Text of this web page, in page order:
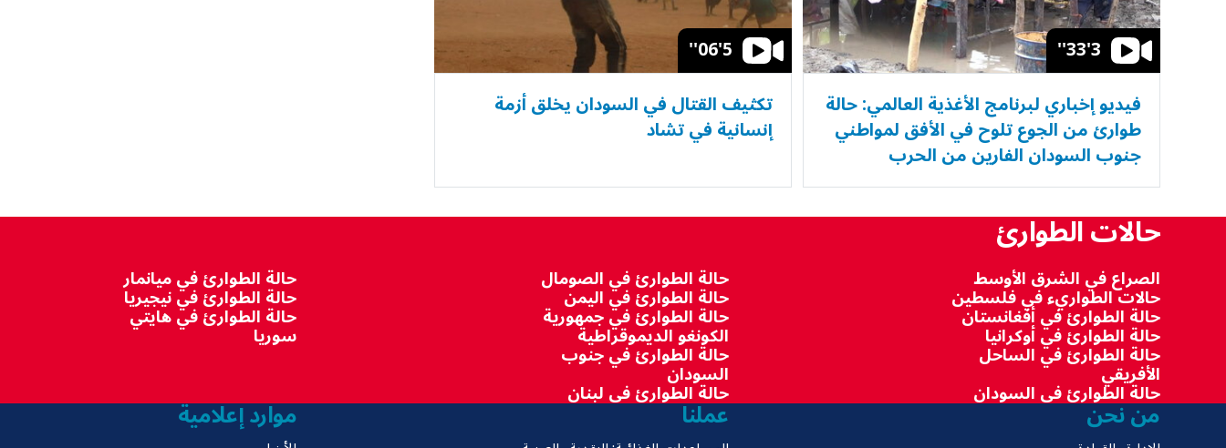
3'33''
فيديو إخباري لبرنامج الأغذية العالمي: حالة
طوارئ من الجوع تلوح في الأفق لمواطني
جنوب السودان الفارين من الحرب
5'06''
تكثيف القتال في السودان يخلق أزمة
إنسانية في تشاد
حالات الطوارئ
الصراع في الشرق الأوسط
حالات الطواريء في فلسطين
حالة الطوارئ في أفغانستان
حالة الطوارئ في أوكرانيا
حالة الطوارئ في الساحل
الأفريقي
حالة الطوارئ في السودان
حالة الطوارئ في الصومال
حالة الطوارئ في اليمن
حالة الطوارئ في جمهورية
الكونغو الديموقراطية
حالة الطوارئ في جنوب
السودان
حالة الطوارئ في لبنان
حالة الطوارئ في ميانمار
حالة الطوارئ في نيجيريا
حالة الطوارئ في هايتي
سوريا
من نحن عملنا موارد إعلامية